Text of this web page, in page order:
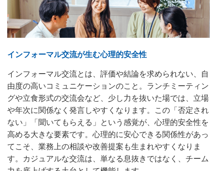
インフォーマル交流が生む心理的安全性
インフォーマル交流とは、評価や結論を求められない、自
由度の高いコミュニケーションのこと。ランチミーティン
グや立食形式の交流会など、少し力を抜いた場では、立場
や年次に関係なく発言しやすくなります。この「否定され
ない」「聞いてもらえる」という感覚が、心理的安全性を
高める大きな要素です。心理的に安心できる関係性があっ
てこそ、業務上の相談や改善提案も生まれやすくなりま
す。カジュアルな交流は、単なる息抜きではなく、チーム